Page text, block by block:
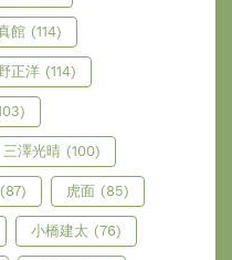
館 (114)
正洋 (114)
三澤光晴 (100)
(87) 虎面 (85)
小橋建太 (76)